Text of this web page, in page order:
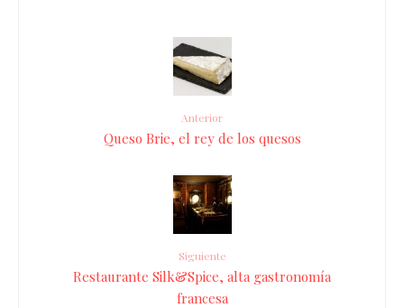
Anterior
Queso Brie, el rey de los quesos
Siguiente
Restaurante Silk&Spice, alta gastronomía
francesa